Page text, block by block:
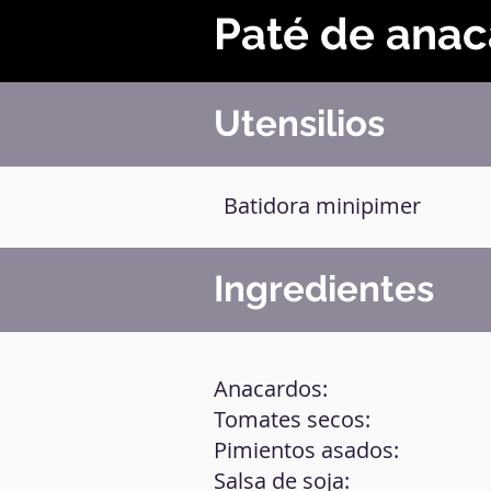
Paté de
Utensilios
Batidora minipimer
Ingredientes
Anacardos:
Tomates secos:
Pimientos asados:
Salsa de soja: